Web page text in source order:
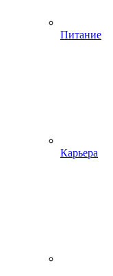
Питание
Карьера